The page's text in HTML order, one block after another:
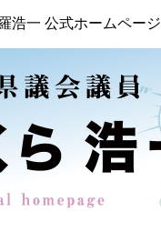
浩一 公式ホームページ